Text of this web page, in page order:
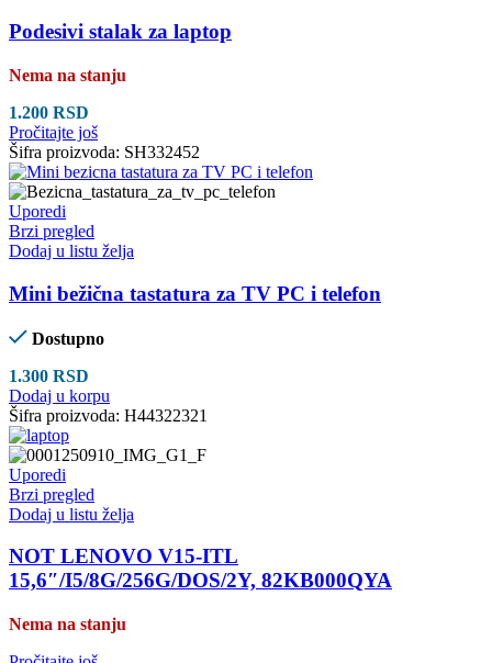
Podesivi stalak za laptop
Nema na stanju
1.200 RSD
Pročitajte još
Šifra proizvoda: SH332452
Uporedi
Brzi pregled
Dodaj u listu želja
Mini bežična tastatura za TV PC i telefon
Dostupno
1.300 RSD
Dodaj u korpu
Šifra proizvoda: H44322321
Uporedi
Brzi pregled
Dodaj u listu želja
NOT LENOVO V15-ITL
15,6″/I5/8G/256G/DOS/2Y, 82KB000QYA
Nema na stanju